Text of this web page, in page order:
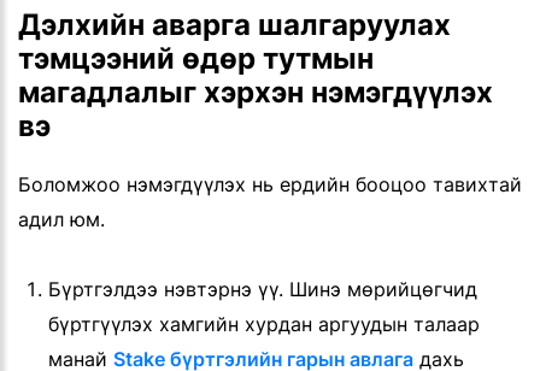
Дэлхийн аварга шалгаруулах
тэмцээний өдөр тутмын
магадлалыг хэрхэн нэмэгдүүлэх
вэ
Боломжоо нэмэгдүүлэх нь ердийн бооцоо тавихтай
адил юм.
Бүртгэлдээ нэвтэрнэ үү. Шинэ мөрийцөгчид
бүртгүүлэх хамгийн хурдан аргуудын талаар
манай Stake бүртгэлийн гарын авлага дахь